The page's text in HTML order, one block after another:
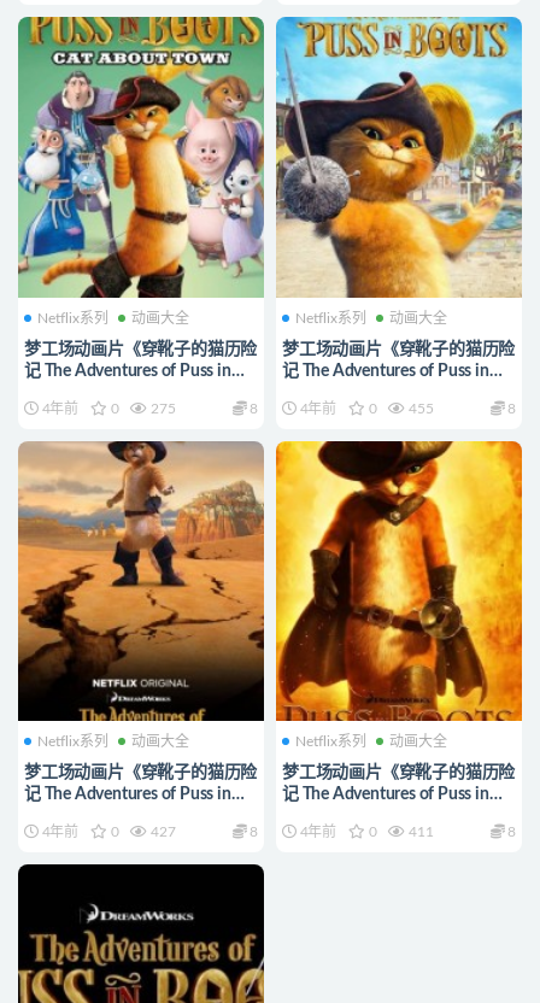
Netflix系列 动画大全
梦工场动画片《穿靴子的猫历险
记 The Adventures of Puss in
语中英双字 1080P/MP4/8.04G
4年前 0 275 8
Netflix系列 动画大全
梦工场动画片《穿靴子的猫历险
记 The Adventures of Puss in
语中英双字 1080P/MP4/8.39G
4年前 0 455 8
Netflix系列 动画大全
梦工场动画片《穿靴子的猫历险
记 The Adventures of Puss in
语中英双字 1080P/MP4/6.92G
4年前 0 427 8
Netflix系列 动画大全
梦工场动画片《穿靴子的猫历险
记 The Adventures of Puss in
语中英双字 1080P/MP4/9.45G
4年前 0 411 8